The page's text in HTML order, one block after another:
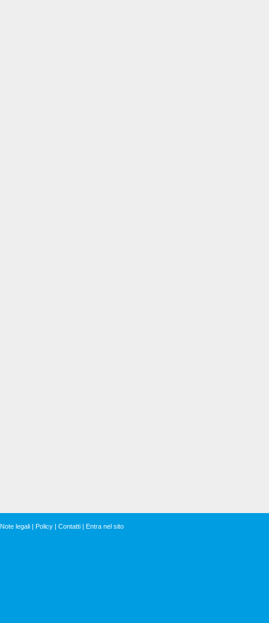
Note legali | Policy | Contatti | Entra nel sito